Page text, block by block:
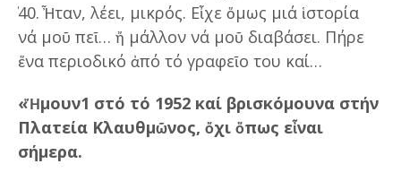
̓40. Ἦταν, λέει, μικρός. Εἶχε ὅμως μιά ἱστορία
νά μοῦ πεῖ… ἤ μάλλον νά μοῦ διαβάσει. Πήρε
ἕνα περιοδικό ἀπό τό γραφεῖο του καί…
«Ἤμουν1 στό τό 1952 καί βρισκόμουνα στήν
Πλατεία Κλαυθμῶνος, ὄχι ὅπως εἶναι
σήμερα.